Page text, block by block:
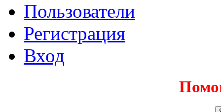
Пользователи
Регистрация
Вход